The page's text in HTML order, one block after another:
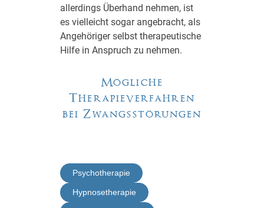
allerdings Überhand nehmen, ist
es vielleicht sogar angebracht, als
Angehöriger selbst therapeutische
Hilfe in Anspruch zu nehmen.
Mögliche
Therapieverfahren
bei Zwangsstörungen
Psychotherapie
Hypnosetherapie